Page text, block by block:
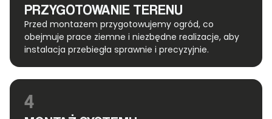
PRZYGOTOWANIE TERENU
Przed montażem przygotowujemy ogród, co
obejmuje prace ziemne i niezbędne realizacje, aby
instalacja przebiegła sprawnie i precyzyjnie.
4